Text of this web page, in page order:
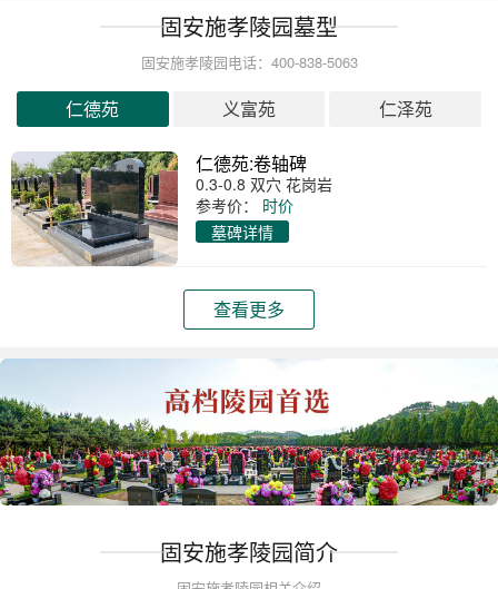
固安施孝陵园墓型
固安施孝陵园电话：400-838-5063
仁德苑 义富苑 仁泽苑
仁德苑:卷轴碑
0.3-0.8 双穴 花岗岩
参考价：
时价
墓碑详情
查看更多
固安施孝陵园简介